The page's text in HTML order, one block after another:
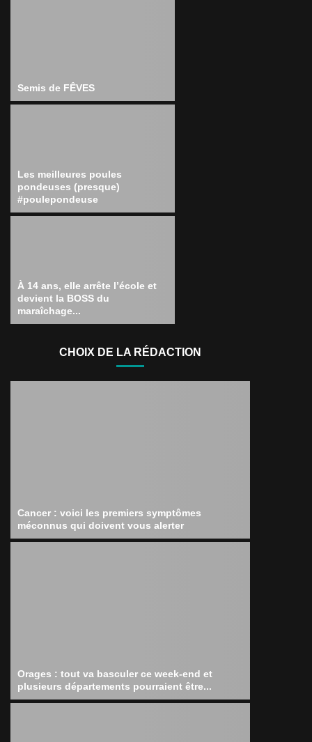
Semis de FÊVES
Les meilleures poules
pondeuses (presque)
#poulepondeuse
À 14 ans, elle arrête l’école et
devient la BOSS du
maraîchage...
CHOIX DE LA RÉDACTION
Cancer : voici les premiers symptômes
méconnus qui doivent vous alerter
Orages : tout va basculer ce week-end et
plusieurs départements pourraient être...